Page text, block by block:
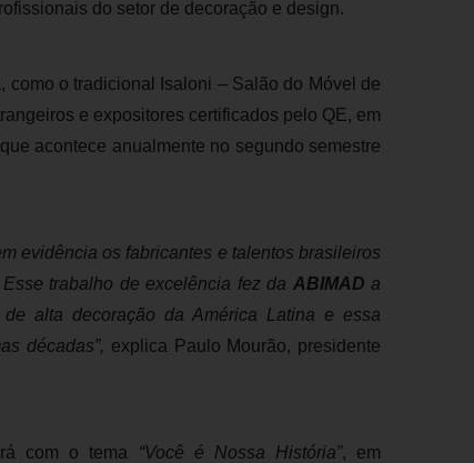
do setor de decoração e design.
como o tradicional Isaloni – Salão do Móvel de
e expositores certificados pelo QE, em
acontece anualmente no segundo semestre
evidência os fabricantes e talentos brasileiros
trabalho de excelência fez da ABIMAD a
alta decoração da América Latina e essa
décadas”, explica Paulo Mourão, presidente
com o tema “Você é Nossa História”, em